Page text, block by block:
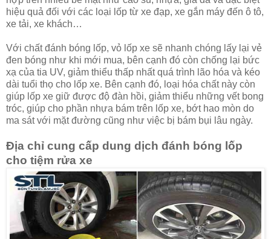
hiệu quả đối với các loại lốp từ xe đạp, xe gắn máy đến ô tô,
xe tải, xe khách…
Với chất đánh bóng lốp, vỏ lốp xe sẽ nhanh chóng lấy lại vẻ
đen bóng như khi mới mua, bên cạnh đó còn chống lại bức
xạ của tia UV, giảm thiểu thấp nhất quá trình lão hóa và kéo
dài tuổi thọ cho lốp xe. Bên cạnh đó, loại hóa chất này còn
giúp lốp xe giữ được độ đàn hồi, giảm thiểu những vết bong
tróc, giúp cho phần nhựa bám trên lốp xe, bớt hao mòn do
ma sát với mặt đường cũng như việc bị bám bụi lâu ngày.
Địa chỉ cung cấp dung dịch đánh bóng lốp
cho tiệm rửa xe